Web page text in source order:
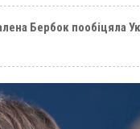
Бербок пообіцяла